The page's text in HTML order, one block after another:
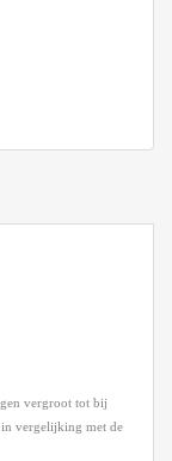
vergroot tot bij
vergelijking met de